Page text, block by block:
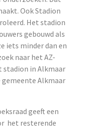
Ook Stadion
Het stadion
gebouwd als
iets minder dan en
naar het AZ-
in Alkmaar
gemeente Alkmaar
geeft een
het resterende